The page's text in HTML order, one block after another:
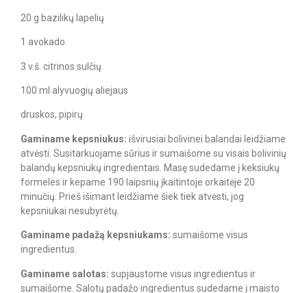
20 g bazilikų lapelių
1 avokado
3 v.š. citrinos sulčių
100 ml alyvuogių aliejaus
druskos, pipirų
Gaminame kepsniukus: išvirusiai bolivinei balandai leidžiame
atvėsti. Susitarkuojame sūrius ir sumaišome su visais bolivinių
balandų kepsniukų ingredientais. Masę sudedame į keksiukų
formeles ir kepame 190 laipsnių įkaitintoje orkaitėje 20
minučių. Prieš išimant leidžiame šiek tiek atvėsti, jog
kepsniukai nesubyrėtų.
Gaminame padažą kepsniukams: sumaišome visus
ingredientus.
Gaminame salotas: supjaustome visus ingredientus ir
sumaišome. Salotų padažo ingredientus sudedame į maisto